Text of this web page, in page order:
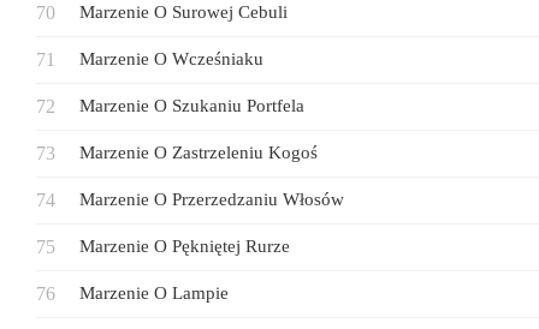
Marzenie O Surowej Cebuli
Marzenie O Wcześniaku
Marzenie O Szukaniu Portfela
Marzenie O Zastrzeleniu Kogoś
Marzenie O Przerzedzaniu Włosów
Marzenie O Pękniętej Rurze
Marzenie O Lampie